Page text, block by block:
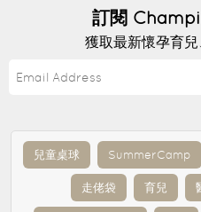
訂閱
獲取最新懷孕育
兒童桌球 SummerCamp
走佬袋 育兒